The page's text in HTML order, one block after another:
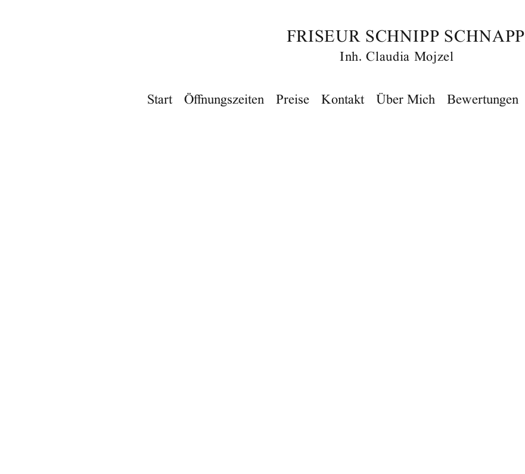
FRISEUR SCHNIPP SCHNAPP
Inh. Claudia Mojzel
Start Öffnungszeiten Preise Kontakt Über Mich Bewertungen